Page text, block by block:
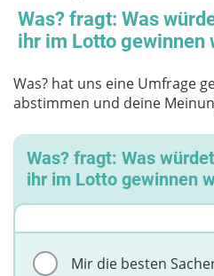
Was? fragt: Was
ihr im Lotto gewinnen
Was? hat uns eine Umfrage
abstimmen und deine
Was? fragt: Was
ihr im Lotto gewinnen
Mir die besten